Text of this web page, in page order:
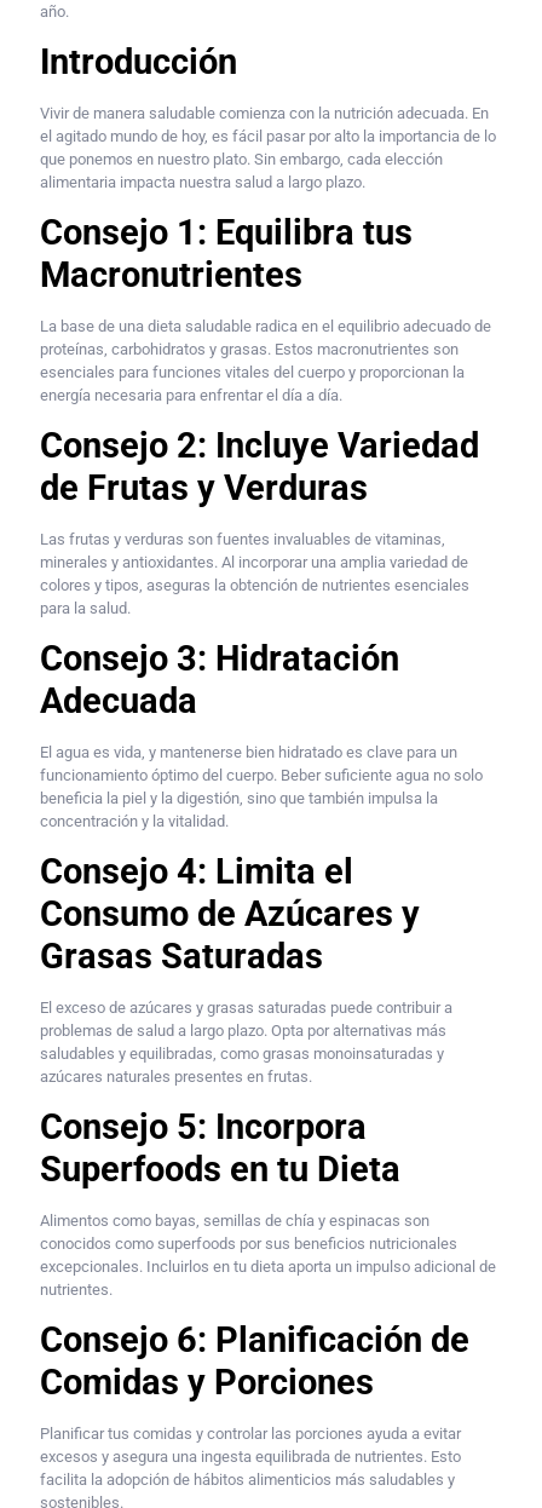
año.
Introducción
Vivir de manera saludable comienza con la nutrición adecuada. En
el agitado mundo de hoy, es fácil pasar por alto la importancia de lo
que ponemos en nuestro plato. Sin embargo, cada elección
alimentaria impacta nuestra salud a largo plazo.
Consejo 1: Equilibra tus
Macronutrientes
La base de una dieta saludable radica en el equilibrio adecuado de
proteínas, carbohidratos y grasas. Estos macronutrientes son
esenciales para funciones vitales del cuerpo y proporcionan la
energía necesaria para enfrentar el día a día.
Consejo 2: Incluye Variedad
de Frutas y Verduras
Las frutas y verduras son fuentes invaluables de vitaminas,
minerales y antioxidantes. Al incorporar una amplia variedad de
colores y tipos, aseguras la obtención de nutrientes esenciales
para la salud.
Consejo 3: Hidratación
Adecuada
El agua es vida, y mantenerse bien hidratado es clave para un
funcionamiento óptimo del cuerpo. Beber suficiente agua no solo
beneficia la piel y la digestión, sino que también impulsa la
concentración y la vitalidad.
Consejo 4: Limita el
Consumo de Azúcares y
Grasas Saturadas
El exceso de azúcares y grasas saturadas puede contribuir a
problemas de salud a largo plazo. Opta por alternativas más
saludables y equilibradas, como grasas monoinsaturadas y
azúcares naturales presentes en frutas.
Consejo 5: Incorpora
Superfoods en tu Dieta
Alimentos como bayas, semillas de chía y espinacas son
conocidos como superfoods por sus beneficios nutricionales
excepcionales. Incluirlos en tu dieta aporta un impulso adicional de
nutrientes.
Consejo 6: Planificación de
Comidas y Porciones
Planificar tus comidas y controlar las porciones ayuda a evitar
excesos y asegura una ingesta equilibrada de nutrientes. Esto
facilita la adopción de hábitos alimenticios más saludables y
sostenibles.